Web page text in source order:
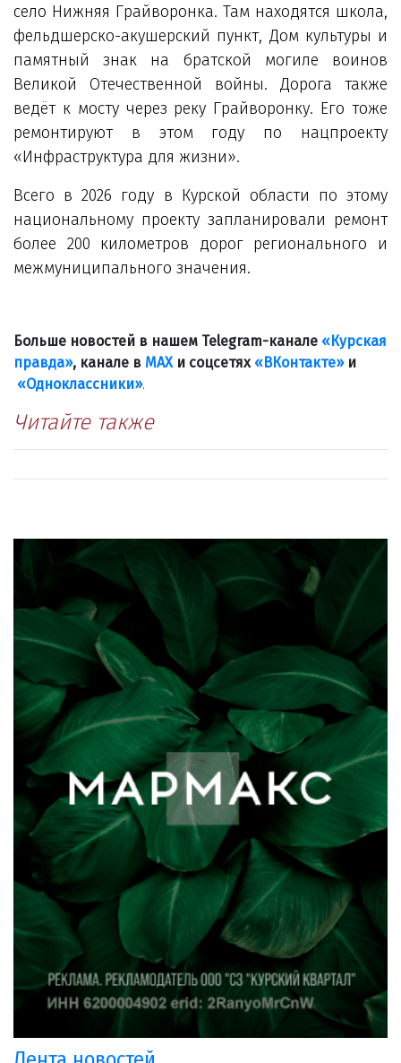
село Нижняя Грайворонка. Там находятся школа,
фельдшерско-акушерский пункт, Дом культуры и
памятный знак на братской могиле воинов
Великой Отечественной войны. Дорога также
ведёт к мосту через реку Грайворонку. Его тоже
ремонтируют в этом году по нацпроекту
«Инфраструктура для жизни».
Всего в 2026 году в Курской области по этому
национальному проекту запланировали ремонт
более 200 километров дорог регионального и
межмуниципального значения.
Больше новостей в нашем Telegram-канале «Курская
правда», канале в МАХ и соцсетях «ВКонтакте»и
«Одноклассники».
Читайте также